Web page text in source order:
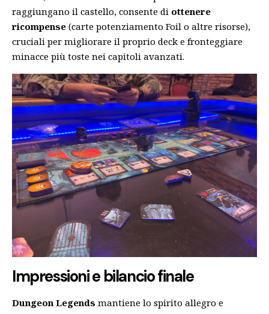
raggiungano il castello, consente di ottenere
ricompense (carte potenziamento Foil o altre risorse),
cruciali per migliorare il proprio deck e fronteggiare
minacce più toste nei capitoli avanzati.
Impressioni e bilancio finale
Dungeon Legends mantiene lo spirito allegro e